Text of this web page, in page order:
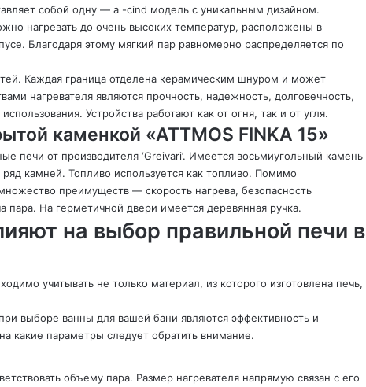
собой одну — a -cind модель с уникальным дизайном.
нагревать до очень высоких температур, расположены в
Благодаря этому мягкий пар равномерно распределяется по
Каждая граница отделена керамическим шнуром и может
нагревателя являются прочность, надежность, долговечность,
Устройства работают как от огня, так и от угля.
каменкой «АТTMOS FINKA 15»
печи от производителя ‘Greivari’. Имеется восьмиугольный камень
камней. Топливо используется как топливо. Помимо
преимуществ — скорость нагрева, безопасность
пара. На герметичной двери имеется деревянная ручка.
на выбор правильной печи в
учитывать не только материал, из которого изготовлена печь,
выборе ванны для вашей бани являются эффективность и
какие параметры следует обратить внимание.
объему пара. Размер нагревателя напрямую связан с его